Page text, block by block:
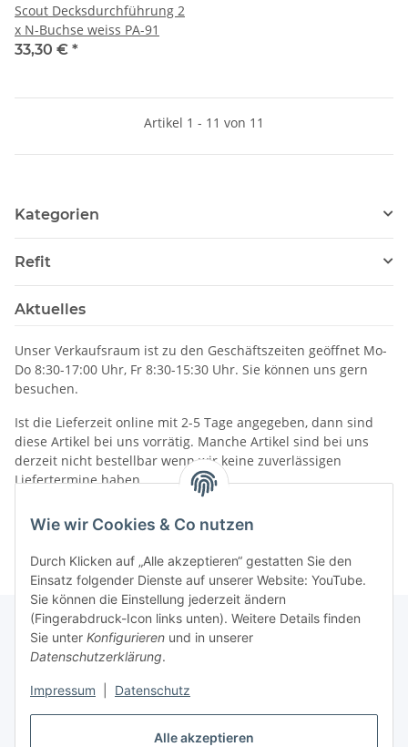
Alle akzeptieren
Wie wir Cookies & Co nutzen
Durch Klicken auf „Alle akzeptieren“ gestatten Sie den
Einsatz folgender Dienste auf unserer Website: YouTube.
Sie können die Einstellung jederzeit ändern
(Fingerabdruck-Icon links unten). Weitere Details finden
Sie unter Konfigurieren und in unserer
Datenschutzerklärung.
Impressum Datenschutz
Scout Decksdurchführung 2
x N-Buchse weiss PA-91
33,30 € *
Artikel 1 - 11 von 11
Kategorien
Refit
Aktuelles
Unser Verkaufsraum ist zu den Geschäftszeiten geöffnet Mo-
Do 8:30-17:00 Uhr, Fr 8:30-15:30 Uhr. Sie können uns gern
besuchen.
Ist die Lieferzeit online mit 2-5 Tage angegeben, dann sind
diese Artikel bei uns vorrätig. Manche Artikel sind bei uns
derzeit nicht bestellbar wenn wir keine zuverlässigen
Liefertermine haben.
Gesetzliche Informationen
Vertrag widerrufen